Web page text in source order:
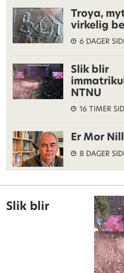
Troya,
virkelig
6 DAGER
Slik blir
NTNU
16 TIMER
Er Mor
8 DAGER
Slik blir